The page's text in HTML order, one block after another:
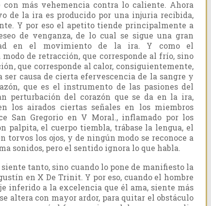
con más vehemencia contra lo caliente. Ahora
de la ira es producido por una injuria recibida,
Y por eso el apetito tiende principalmente a
de venganza, de lo cual se sigue una gran
en el movimiento de la ira. Y como el
de retracción, que corresponde al frío, sino
que corresponde al calor, consiguientemente,
causa de cierta efervescencia de la sangre y
que es el instrumento de las pasiones del
perturbación del corazón que se da en la ira,
los airados ciertas señales en los miembros
San Gregorio en V Moral., inflamado por los
palpita, el cuerpo tiembla, trábase la lengua, el
torvos los ojos, y de ningún modo se reconoce a
sonidos, pero el sentido ignora lo que habla.
siente tanto, sino cuando lo pone de manifiesto la
en X De Trinit. Y por eso, cuando el hombre
inferido a la excelencia que él ama, siente más
altera con mayor ardor, para quitar el obstáculo